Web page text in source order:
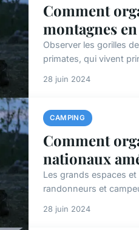
Comment
montagnes
Observer les gorilles
primates, qui vivent
28 juin 2024
CAMPING
Comment
nationaux
Les grands espaces
randonneurs et
28 juin 2024